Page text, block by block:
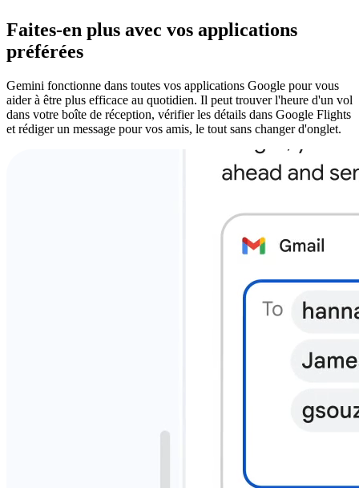
Faites-en plus avec vos applications
préférées
Gemini fonctionne dans toutes vos applications Google pour vous
aider à être plus efficace au quotidien. Il peut trouver l'heure d'un vol
dans votre boîte de réception, vérifier les détails dans Google Flights
et rédiger un message pour vos amis, le tout sans changer d'onglet.